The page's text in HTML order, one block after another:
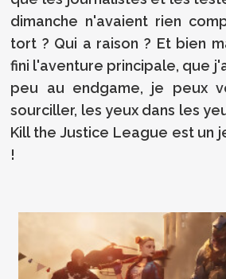
dimanche n'avaient rien
tort ? Qui a raison ? Et bien
fini l'aventure principale, que
peu au endgame, je peux
sourciller, les yeux dans les
Kill the Justice League est un
!